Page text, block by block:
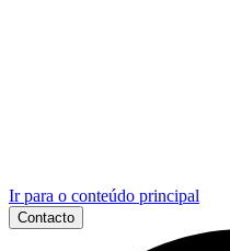
Ir para o conteúdo principal
Contacto